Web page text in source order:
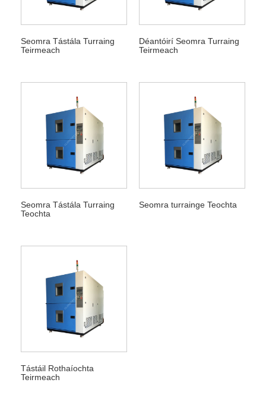
Seomra Tástála Turraing
Teirmeach
Déantóirí Seomra Turraing
Teirmeach
Seomra Tástála Turraing
Teochta
Seomra turrainge Teochta
Tástáil Rothaíochta
Teirmeach